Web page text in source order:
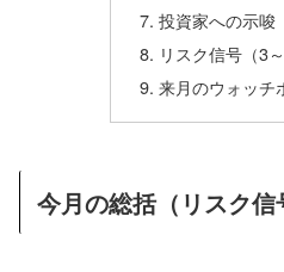
投資家への示唆
リスク信号（3
来月のウォッチ
今月の総括（リスク信